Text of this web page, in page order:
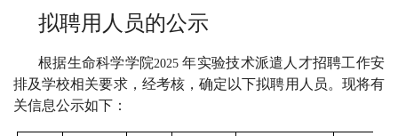
拟聘用人员的公示
根据生命科学学院2025年实验技术派遣人才招聘工作安
排及学校相关要求，经考核，确定以下拟聘用人员。现将有
关信息公示如下：